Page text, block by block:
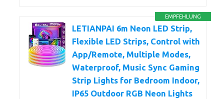
EMPFEHLUNG
LETIANPAI 6m Neon LED Strip,
Flexible LED Strips, Control with
App/Remote, Multiple Modes,
Waterproof, Music Sync Gaming
Strip Lights for Bedroom Indoor,
IP65 Outdoor RGB Neon Lights